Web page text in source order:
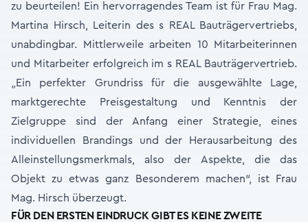
zu beurteilen! Ein hervorragendes Team ist für Frau Mag.
Martina Hirsch, Leiterin des s REAL Bauträgervertriebs,
unabdingbar. Mittlerweile arbeiten 10 Mitarbeiterinnen
und Mitarbeiter erfolgreich im s REAL Bauträgervertrieb.
„Ein perfekter Grundriss für die ausgewählte Lage,
marktgerechte Preisgestaltung und Kenntnis der
Zielgruppe sind der Anfang einer Strategie, eines
individuellen Brandings und der Herausarbeitung des
Alleinstellungsmerkmals, also der Aspekte, die das
Objekt zu etwas ganz Besonderem machen“, ist Frau
Mag. Hirsch überzeugt.
FÜR DEN ERSTEN EINDRUCK GIBT ES KEINE ZWEITE